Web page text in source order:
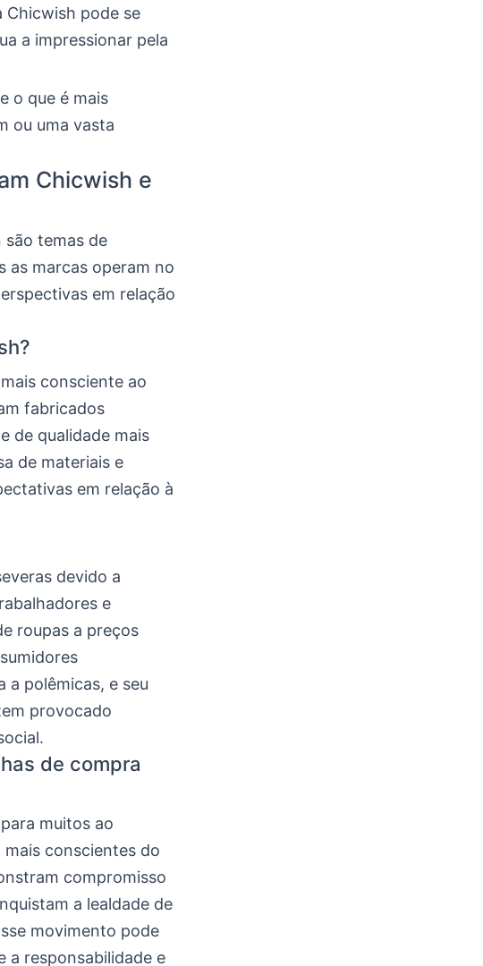
Chicwish pode se
a impressionar pela
o que é mais
ou uma vasta
Chicwish e
são temas de
as marcas operam no
em relação
consciente ao
fabricados
de qualidade mais
de materiais e
em relação à
devido a
e
roupas a preços
a polêmicas, e seu
provocado
de compra
muitos ao
conscientes do
compromisso
a lealdade de
movimento pode
a responsabilidade e